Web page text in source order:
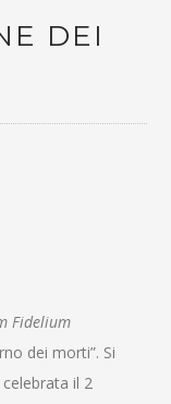
DEI
Fidelium
dei morti”. Si
il 2